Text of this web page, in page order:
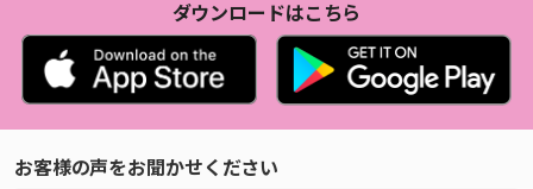
ダウンロードはこちら
お客様の声をお聞かせください